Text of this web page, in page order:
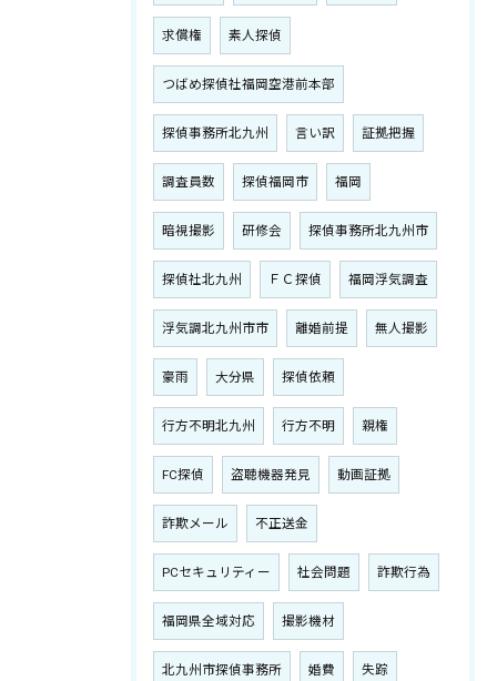
求償権 素人探偵
つばめ探偵社福岡空港前本部
探偵事務所北九州 言い訳 証拠把握
調査員数 探偵福岡市 福岡
暗視撮影 研修会 探偵事務所北九州市
探偵社北九州 ＦＣ探偵 福岡浮気調査
浮気調北九州市市 離婚前提 無人撮影
豪雨 大分県 探偵依頼
行方不明北九州 行方不明 親権
FC探偵 盗聴機器発見 動画証拠
詐欺メール 不正送金
PCセキュリティー 社会問題 詐欺行為
福岡県全域対応 撮影機材
北九州市探偵事務所 婚費 失踪